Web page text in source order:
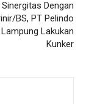
Dengan
BS, PT Pelindo
Lakukan
Kunker